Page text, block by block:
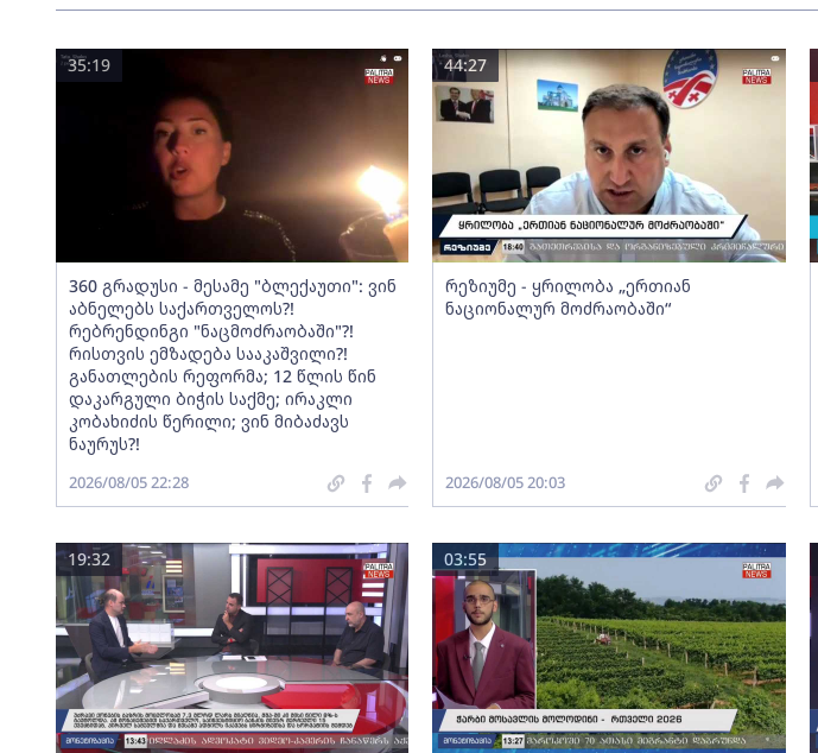
360 გრადუსი - მესამე "ბლექაუთი": ვინ
აბნელებს საქართველოს?!
რებრენდინგი "ნაცმოძრაობაში"?!
რისთვის ემზადება სააკაშვილი?!
განათლების რეფორმა; 12 წლის წინ
დაკარგული ბიჭის საქმე; ირაკლი
კობახიძის წერილი; ვინ მიბაძავს
ნაურუს?!
35:19
2026/08/05 22:28
რეზიუმე - ყრილობა „ერთიან
ნაციონალურ მოძრაობაში“
44:27
2026/08/05 20:03
19:32 03:55